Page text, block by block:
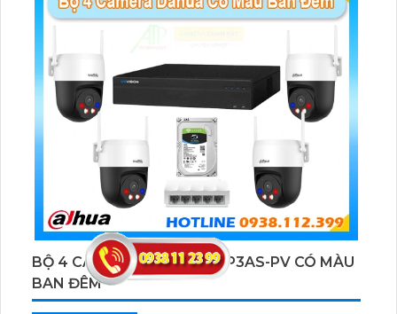
BỘ 4 CAMERA DAHUA DH-P3AS-PV CÓ MÀU
BAN ĐÊM